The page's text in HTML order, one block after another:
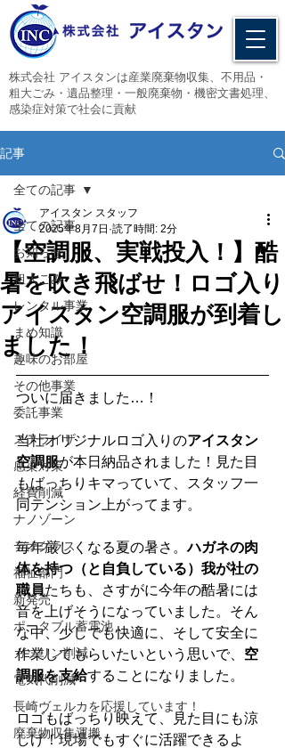
​株式会社 アイスタンは産業廃棄物収集、不用品・
粗大ごみ・遺品整理・一般廃棄物・機密文書処理、
感染症対策で社会に貢献
記事
全ての記事
お知らせ
粗大ごみ
レンタル事業
まめ知識
趣味のお部屋
その他事業
委託事業
ステライザ
感染対策
経費削減
ナノゾーン
デオグラス
福祉部門
新発売
ポータブル蓄電池
ガソリン削減
電気代削減
長崎ヴェルカを応援しています！
廃棄物収集運搬
全ての記事
【空調服、実戦投入！】酷
暑を吹き飛ばせ！ロゴ入り
アイスタン空調服が到着し
ました！
アイスタン スタッフ
2025年8月7日 読了時間: 2分
ついに届きました…！
当社オリジナルロゴ入りのアイスタン
空調服が本日納品されました！見た目
もばっちりキマっていて、スタッフ一
同テンション上がってます。
毎年厳しくなる夏の暑さ。ハガネの肉
体を持つ（と自負している）我が社の
職員たちも、さすがに今年の酷暑には
音を上げそうになっていました。そん
な中、少しでも快適に、そして安全に
作業してもらいたいという思いで、 空
調服を支給することになりました。
ロゴもばっちり映えて、見た目にも涼
しげ！現場でもすぐに活躍できるよ